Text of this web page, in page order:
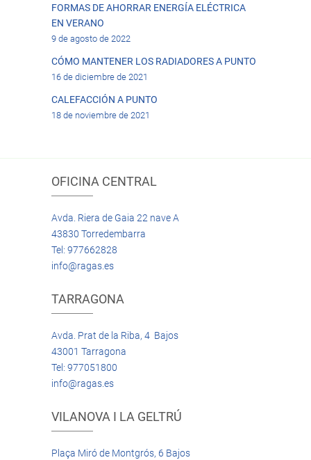
FORMAS DE AHORRAR ENERGÍA ELÉCTRICA
EN VERANO
9 de agosto de 2022
CÓMO MANTENER LOS RADIADORES A PUNTO
16 de diciembre de 2021
CALEFACCIÓN A PUNTO
18 de noviembre de 2021
OFICINA CENTRAL
Avda. Riera de Gaia 22 nave A
43830 Torredembarra
Tel: 977662828
info@ragas.es
TARRAGONA
Avda. Prat de la Riba, 4 Bajos
43001 Tarragona
Tel: 977051800
info@ragas.es
VILANOVA I LA GELTRÚ
Plaça Miró de Montgrós, 6 Bajos